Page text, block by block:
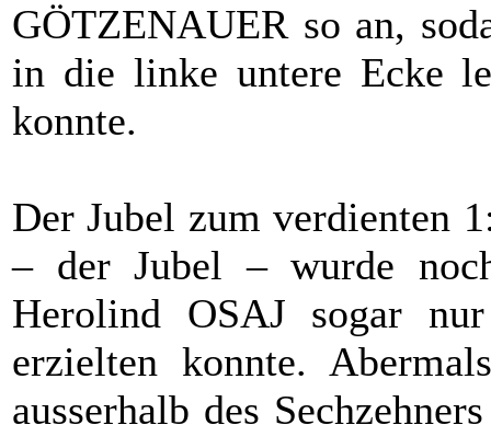
GÖTZENAUER so an,
in die linke untere Ecke
konnte.
Der Jubel zum verdienten
– der Jubel – wurde
Herolind OSAJ sogar
erzielten konnte.
ausserhalb des